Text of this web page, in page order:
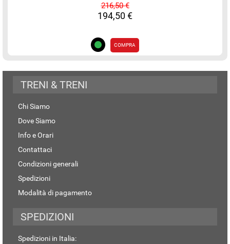
216,50 €
194,50 €
COMPRA
TRENI & TRENI
Chi Siamo
Dove Siamo
Info e Orari
Contattaci
Condizioni generali
Spedizioni
Modalità di pagamento
SPEDIZIONI
Spedizioni in Italia: